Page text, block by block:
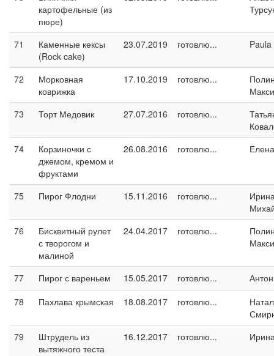
картофельные (из
пюре)
71
Каменные кексы
(Rock cake)
23.07.2019 готовлю... Paula
72
Морковная
коврижка
17.10.2019 готовлю...
73
Торт Медовик 27.07.2016 готовлю...
74
Корзиночки с
джемом, кремом и
фруктами
26.08.2016 готовлю... Елена
75 Пирог Флодни 15.11.2016 готовлю...
76
Бисквитный рулет
с творогом и
малиной
24.04.2017 готовлю...
77 Пирог с вареньем 15.05.2017 готовлю...
78
Пахлава крымская 18.08.2017 готовлю...
79
Штрудель из
вытяжного теста
16.12.2017 готовлю...